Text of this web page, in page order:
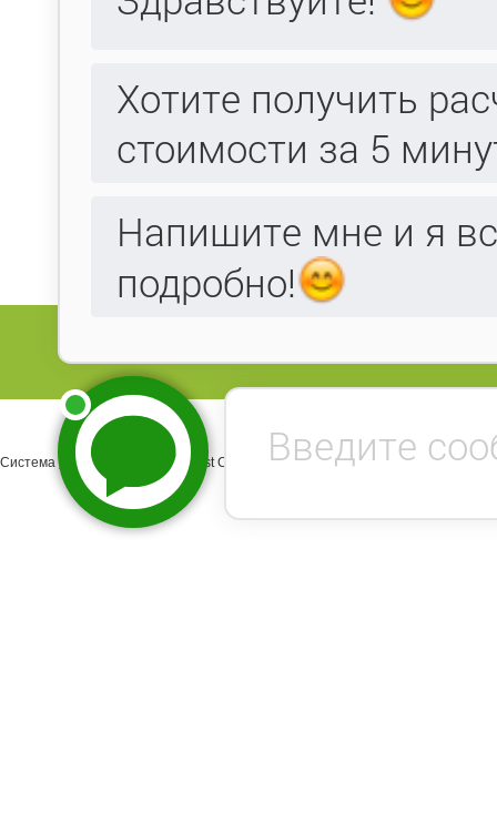
Имя:
Компания:
E-mail:
Адрес:
Система управления сайтом Host CMS